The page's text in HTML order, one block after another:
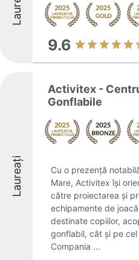
9.6
Laureați
Activitex -
Gonflabile
Cu o prezență
Mare, Activitex își
către proiectarea și
echipamente de
destinate copiilor,
gonflabil, cât și pe
Compania ...